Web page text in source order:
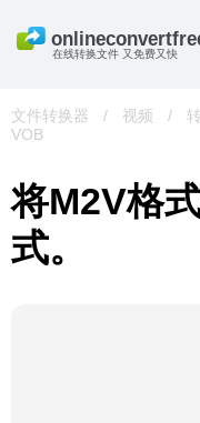
在线转换文件 又免费又快
文件转换器 / 视频 /
VOB
将M2V格
式。